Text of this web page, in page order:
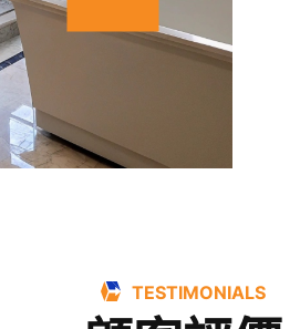
TESTIMONIALS